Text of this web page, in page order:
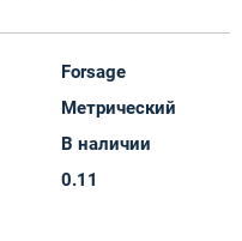
Forsage
Метрический
В наличии
0.11